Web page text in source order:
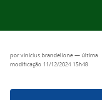
porvinicius.brandelione — última
modificação 11/12/2024 15h48